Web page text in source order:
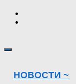
НОВОСТИ ~